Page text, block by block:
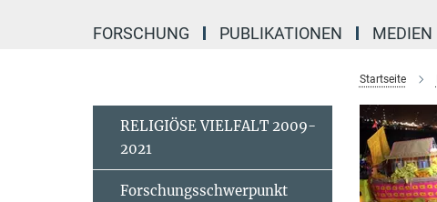
FORSCHUNG PUBLIKATIONEN MEDIEN
Startseite
RELIGIÖSE VIELFALT 2009-
2021
Forschungsschwerpunkt